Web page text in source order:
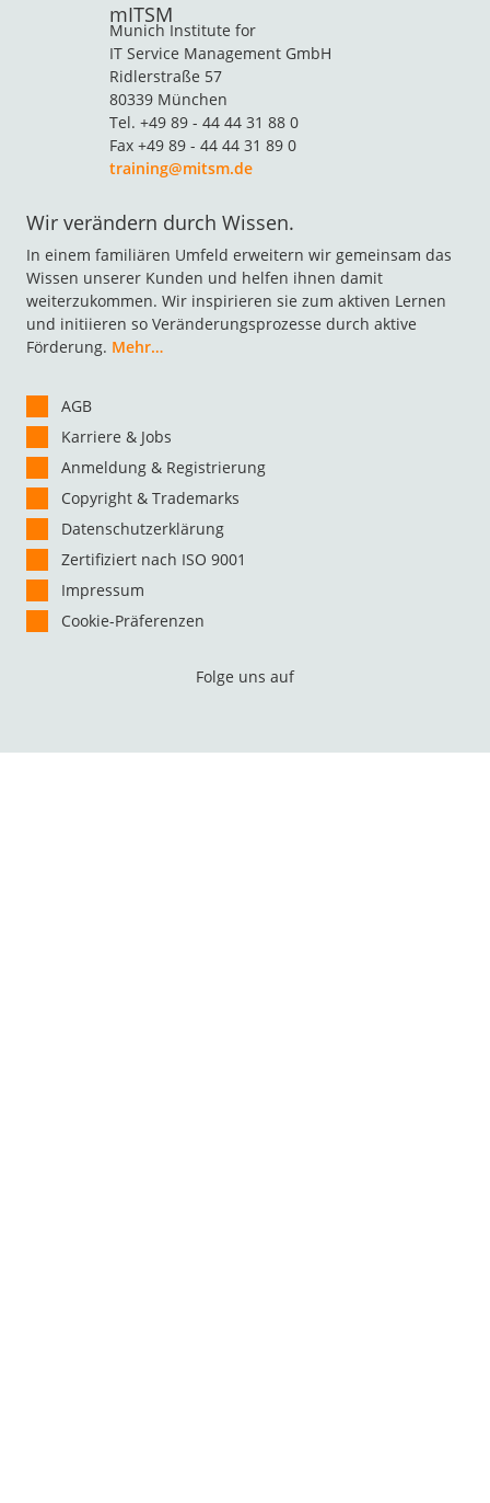
mITSM
Munich Institute for
IT Service Management GmbH
Ridlerstraße 57
80339 München
Tel. +49 89 - 44 44 31 88 0
Fax +49 89 - 44 44 31 89 0
training@mitsm.de
Wir verändern durch Wissen.
In einem familiären Umfeld erweitern wir gemeinsam das
Wissen unserer Kunden und helfen ihnen damit
weiterzukommen. Wir inspirieren sie zum aktiven Lernen
und initiieren so Veränderungsprozesse durch aktive
Förderung. Mehr…
AGB
Karriere & Jobs
Anmeldung & Registrierung
Copyright & Trademarks
Datenschutzerklärung
Zertifiziert nach ISO 9001
Impressum
Cookie-Präferenzen
Folge uns auf